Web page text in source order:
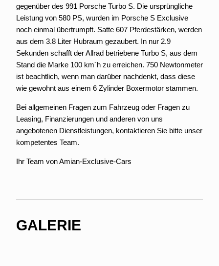
gegenüber des 991 Porsche Turbo S. Die ursprüngliche
Leistung von 580 PS, wurden im Porsche S Exclusive
noch einmal übertrumpft. Satte 607 Pferdestärken, werden
aus dem 3.8 Liter Hubraum gezaubert. In nur 2.9
Sekunden schafft der Allrad betriebene Turbo S, aus dem
Stand die Marke 100 km´h zu erreichen. 750 Newtonmeter
ist beachtlich, wenn man darüber nachdenkt, dass diese
wie gewohnt aus einem 6 Zylinder Boxermotor stammen.
Bei allgemeinen Fragen zum Fahrzeug oder Fragen zu
Leasing, Finanzierungen und anderen von uns
angebotenen Dienstleistungen, kontaktieren Sie bitte unser
kompetentes Team.
Ihr Team von Amian-Exclusive-Cars
GALERIE